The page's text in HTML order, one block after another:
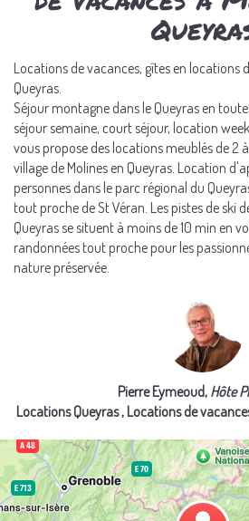
Locations de vacances, gîtes en locations
Queyras.
Séjour montagne dans le Queyras en
séjour semaine, court séjour, location
vous propose des locations meublés de 2
village de Molines en Queyras. Location
personnes dans le parc régional du
tout proche de St Véran. Les pistes de ski
Queyras se situent à moins de 10 min en
randonnées tout proche pour les
nature préservée.
Pierre Eymeoud, Hôte
Locations Queyras, Locations de